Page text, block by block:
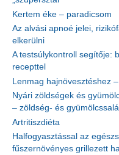
Kertem éke – paradicsom
Az alvási apnoé jelei,
elkerülni
A testsúlykontroll segítője:
recepttel
Lenmag hajnövesztéshez
Nyári zöldségek és
– zöldség- és
Artritiszdiéta
Halfogyasztással az
fűszernövényes grillezett